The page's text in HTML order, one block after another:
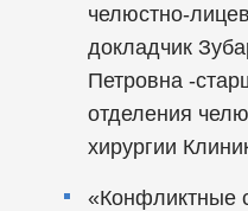
челюстно-
докладчик
Петровна -
отделения
хирургии
«Конфликтные